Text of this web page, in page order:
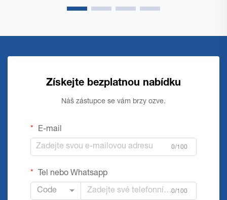
Získejte bezplatnou nabídku
Náš zástupce se vám brzy ozve.
E-mail
0/100
Tel nebo Whatsapp
Code 0/100